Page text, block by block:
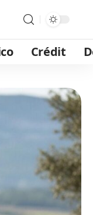
Crédit